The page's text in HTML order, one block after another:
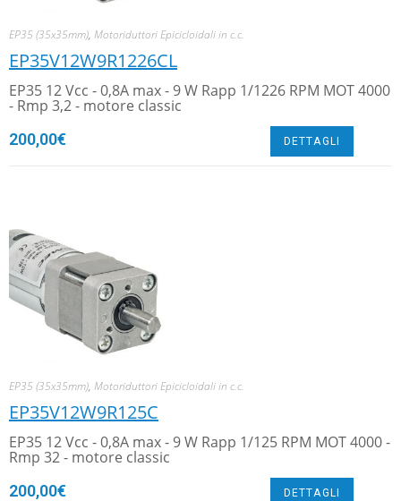
EP35 (35x35mm), Motoriduttori Epicicloidali in c.c.
EP35V12W9R1226CL
EP35 12 Vcc - 0,8A max - 9 W Rapp 1/1226 RPM MOT 4000
- Rmp 3,2 - motore classic
200,00€ DETTAGLI
EP35 (35x35mm), Motoriduttori Epicicloidali in c.c.
EP35V12W9R125C
EP35 12 Vcc - 0,8A max - 9 W Rapp 1/125 RPM MOT 4000 -
Rmp 32 - motore classic
200,00€ DETTAGLI